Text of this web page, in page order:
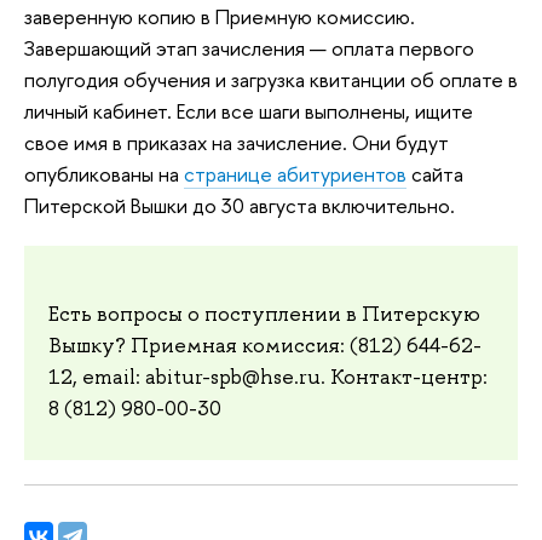
заверенную копию в Приемную комиссию.
Завершающий этап зачисления — оплата первого
полугодия обучения и загрузка квитанции об оплате в
личный кабинет. Если все шаги выполнены, ищите
свое имя в приказах на зачисление. Они будут
опубликованы на странице абитуриентов сайта
Питерской Вышки до 30 августа включительно.
Есть вопросы о поступлении в Питерскую
Вышку? Приемная комиссия: (812) 644-62-
12, email: abitur-spb@hse.ru. Контакт-центр:
8 (812) 980-00-30